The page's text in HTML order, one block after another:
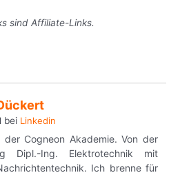
sind Affiliate-Links.
bei Linkedin
der Cogneon Akademie. Von der
Dipl.-Ing. Elektrotechnik mit
Ich brenne für